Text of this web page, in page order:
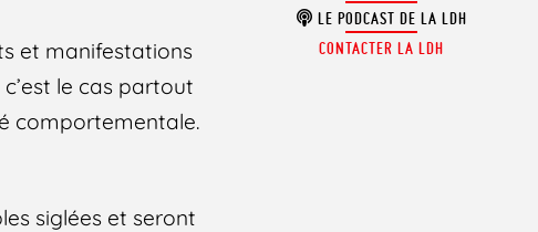
et manifestations
le cas partout
comportementale.
siglées et seront
LE PODCAST DE LA LDH
CONTACTER LA LDH